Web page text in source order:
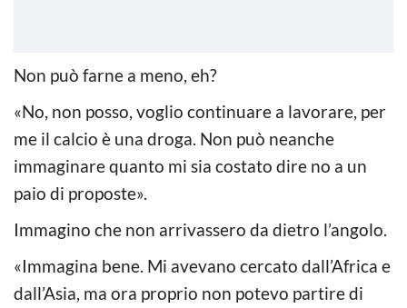
Non può farne a meno, eh?
«No, non posso, voglio continuare a lavorare, per
me il calcio è una droga. Non può neanche
immaginare quanto mi sia costato dire no a un
paio di proposte».
Immagino che non arrivassero da dietro l’angolo.
«Immagina bene. Mi avevano cercato dall’Africa e
dall’Asia, ma ora proprio non potevo partire di